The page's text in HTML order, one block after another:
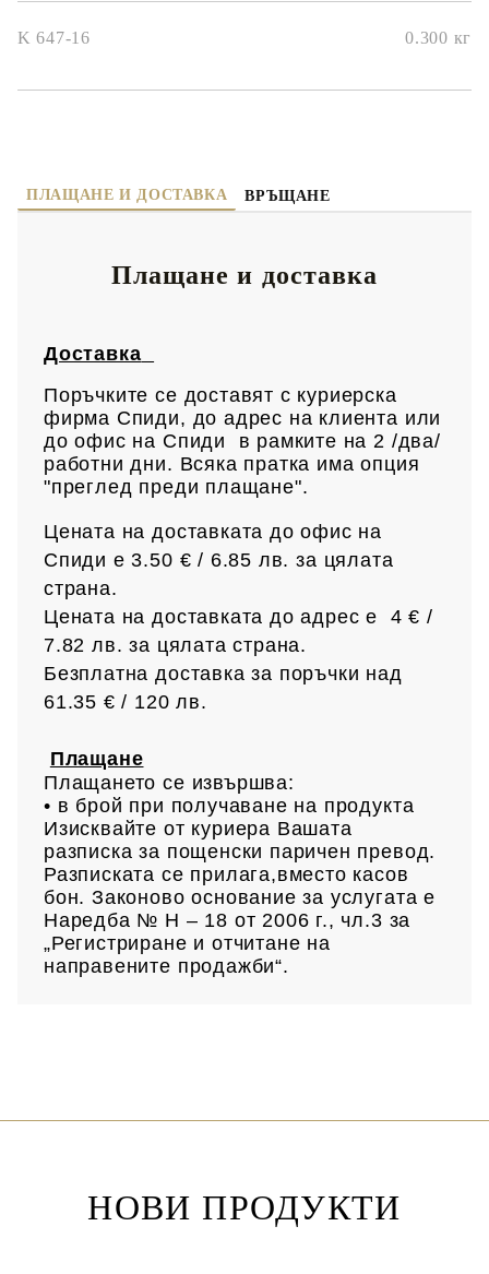
K 647-16 0.300 кг
ПЛАЩАНЕ И ДОСТАВКА ВРЪЩАНЕ
Плащане и доставка
Доставка
Поръчките се доставят с куриерска
фирма Спиди, до адрес на клиента или
до офис на Спиди в рамките на 2 /два/
работни дни. Всяка пратка има опция
"преглед преди плащане".
Цената на доставката до офис на
Спиди е 3.50 € / 6.85 лв.за цялата
страна.
Цената на доставката до адрес е 4 € /
7.82 лв.за цялата страна.
Безплатна доставка за поръчки над
61.35 € / 120 лв.
Плащане
Плащането се извършва:
• в брой при получаване на продукта
Изисквайте от куриера Вашата
разписка за пощенски паричен превод.
Разписката се прилага,вместо касов
бон. Законово основание за услугата е
Наредба № Н – 18 от 2006 г., чл.3 за
„Регистриране и отчитане на
направените продажби“.
НОВИ ПРОДУКТИ